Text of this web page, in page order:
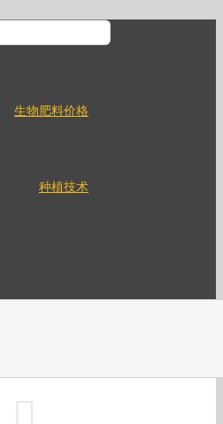
生物肥料价格
种植技术